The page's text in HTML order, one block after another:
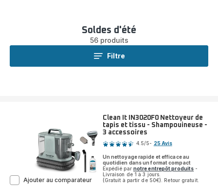
Soldes d'été
56 produits
Filtre
Clean It IN3020F0 Nettoyeur de
tapis et tissu - Shampouineuse -
3 accessoires
Note
4.5/5- 25 Avis
Un nettoyage rapide et efficace au
quotidien dans un format compact
Expédié par notre entrepôt produits -
Livraison de 1 à 3 jours.
(Gratuit à partir de 50€). Retour gratuit.
Ajouter au comparateurClean